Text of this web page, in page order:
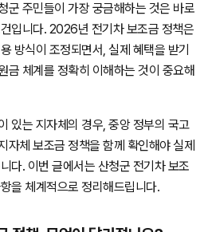
군 주민들이 가장 궁금해하는 것은 바로
입니다. 2026년 전기차 보조금 정책은
방식이 조정되면서, 실제 혜택을 받기
금 체계를 정확히 이해하는 것이 중요해
있는 지자체의 경우, 중앙 정부의 국고
자체 보조금 정책을 함께 확인해야 실제
다. 이번 글에서는 산청군 전기차 보조
을 체계적으로 정리해드립니다.